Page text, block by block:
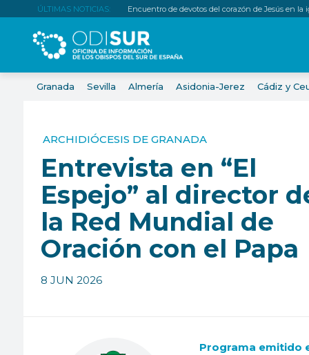
ÚLTIMAS NOTICIAS: Encuentro de devotos del corazón de Jesús en la
Granada Sevilla Almería Asidonia-Jerez Cádiz y
ARCHIDIÓCESIS DE GRANADA
Entrevista en “El
Espejo” al director
la Red Mundial de
Oración con el Papa
8 JUN 2026
Programa emitido